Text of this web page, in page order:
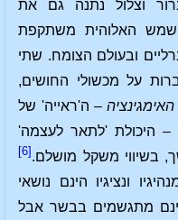
וצלול נתנה גם את
האלוהית משתקפת
ובעולם הצומח. שתי
על מכשולי החושים,
האימגינציה– ה'ראייה' של
– היכולת 'לתאר לעצמה'
בשיווי משקל מושלם. [6]
ונציגיו הינם נושאי
מתגשמים בבשר אבל